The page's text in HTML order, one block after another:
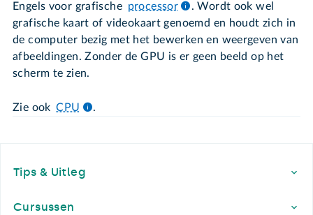
Engels voor grafische processor
. Wordt ook wel
grafische kaart of videokaart genoemd en houdt zich in
de computer bezig met het bewerken en weergeven van
afbeeldingen. Zonder de GPU is er geen beeld op het
scherm te zien.
Zie ook CPU .
Tips & Uitleg
Cursussen